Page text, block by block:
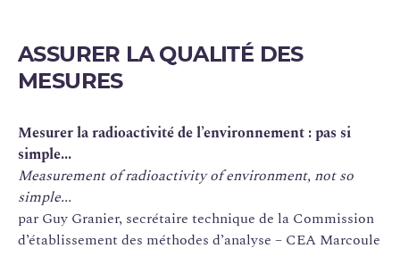
ASSURER LA QUALITÉ DES
MESURES
Mesurer la radioactivité de l’environnement : pas si
simple...
Measurement of radioactivity of environment, not so
simple...
par Guy Granier, secrétaire technique de la Commission
d’établissement des méthodes d’analyse – CEA Marcoule